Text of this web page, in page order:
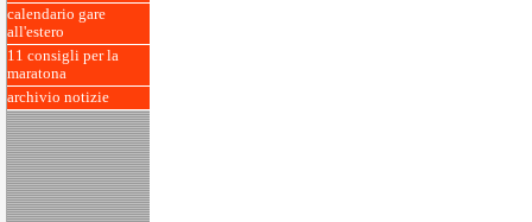
calendario gare
all'estero
11 consigli per la
maratona
archivio notizie